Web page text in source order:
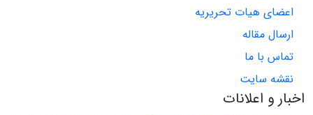
اعضای هیات تحریریه
ارسال مقاله
تماس با ما
نقشه سایت
اخبار و اعلانات